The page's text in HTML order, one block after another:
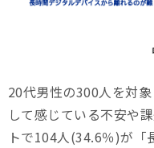
20代男性の300人を対
して感じている不安や
トで104人(34.6％)が「